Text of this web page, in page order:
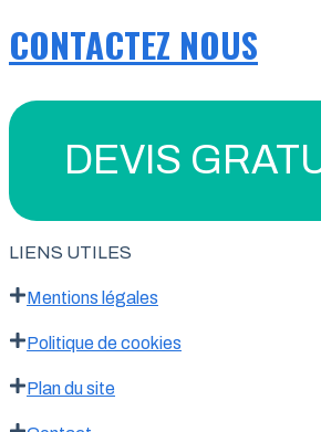
CONTACTEZ NOUS
DEVIS
LIENS UTILES
Mentions légales
Politique de cookies
Plan du site